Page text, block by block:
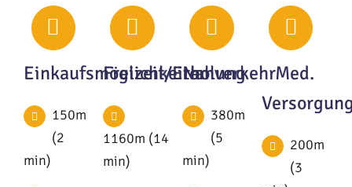
Einkaufsmöglichkeiten
150m
(2
min)
Freizeit/Erholung
1160m (14
min)
Nahverkehr
380m
(5
min)
Med.
200m
(3